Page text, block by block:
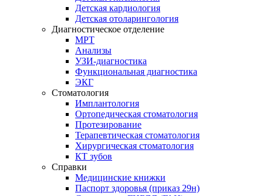
Детская кардиология
Детская отоларингология
Диагностическое отделение
МРТ
Анализы
УЗИ-диагностика
Функциональная диагностика
ЭКГ
Стоматология
Имплантология
Ортопедическая стоматология
Протезирование
Терапевтическая стоматология
Хирургическая стоматология
КТ зубов
Справки
Медицинские книжки
Паспорт здоровья (приказ 29н)